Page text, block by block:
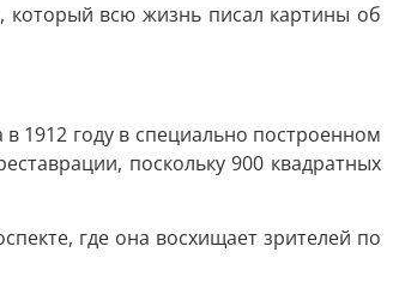
всю жизнь писал картины об
1912 году в специально построенном
поскольку 900 квадратных
где она восхищает зрителей по